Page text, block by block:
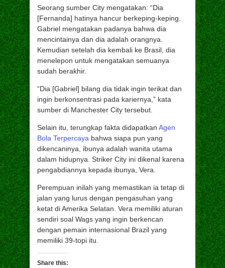
Seorang sumber City mengatakan: “Dia
[Fernanda] hatinya hancur berkeping-keping.
Gabriel mengatakan padanya bahwa dia
mencintainya dan dia adalah orangnya.
Kemudian setelah dia kembali ke Brasil, dia
menelepon untuk mengatakan semuanya
sudah berakhir.
“Dia [Gabriel] bilang dia tidak ingin terikat dan
ingin berkonsentrasi pada kariernya,” kata
sumber di Manchester City tersebut.
Selain itu, terungkap fakta didapatkan Agen
Bola Terpercaya bahwa siapa pun yang
dikencaninya, ibunya adalah wanita utama
dalam hidupnya. Striker City ini dikenal karena
pengabdiannya kepada ibunya, Vera.
Perempuan inilah yang memastikan ia tetap di
jalan yang lurus dengan pengasuhan yang
ketat di Amerika Selatan. Vera memiliki aturan
sendiri soal Wags yang ingin berkencan
dengan pemain internasional Brazil yang
memiliki 39-topi itu.
Share this: